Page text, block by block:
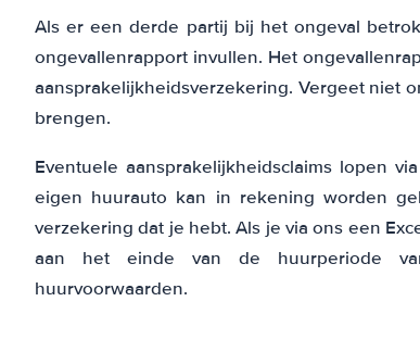
Als er een derde partij bij het ongeval
ongevallenrapport invullen. Het
aansprakelijkheidsverzekering. Vergeet niet
brengen.
Eventuele aansprakelijkheidsclaims lopen
eigen huurauto kan in rekening worden
verzekering dat je hebt. Als je via ons een
aan het einde van de huurperiode
huurvoorwaarden.